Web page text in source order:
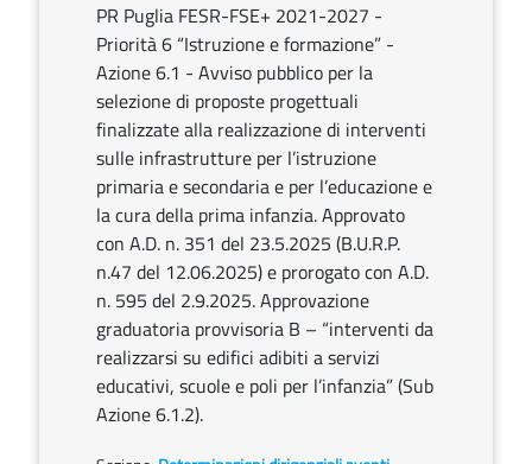
PR Puglia FESR-FSE+ 2021-2027 -
Priorità 6 “Istruzione e formazione” -
Azione 6.1 - Avviso pubblico per la
selezione di proposte progettuali
finalizzate alla realizzazione di interventi
sulle infrastrutture per l’istruzione
primaria e secondaria e per l’educazione e
la cura della prima infanzia. Approvato
con A.D. n. 351 del 23.5.2025 (B.U.R.P.
n.47 del 12.06.2025) e prorogato con A.D.
n. 595 del 2.9.2025. Approvazione
graduatoria provvisoria B – “interventi da
realizzarsi su edifici adibiti a servizi
educativi, scuole e poli per l’infanzia” (Sub
Azione 6.1.2).